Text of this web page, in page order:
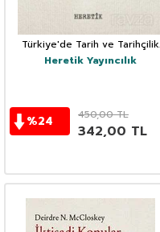
Türkiye'de Tarih ve Tarihçilik
Kavramlar ve Pratikler
Heretik Yayıncılık
%24 450,00TL
342,00 TL